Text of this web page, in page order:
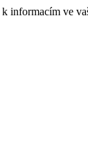
ve